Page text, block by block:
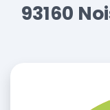
93160